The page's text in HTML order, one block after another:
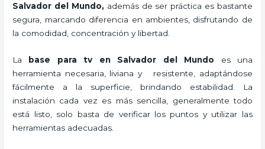
Salvador del Mundo, además de ser práctica es bastante
segura, marcando diferencia en ambientes, disfrutando de
la comodidad, concentración y libertad.
La base para tv en Salvador del Mundo es una
herramienta necesaria, liviana y resistente, adaptándose
fácilmente a la superficie, brindando estabilidad. La
instalación cada vez es más sencilla, generalmente todo
está listo, solo basta de verificar los puntos y utilizar las
herramientas adecuadas.